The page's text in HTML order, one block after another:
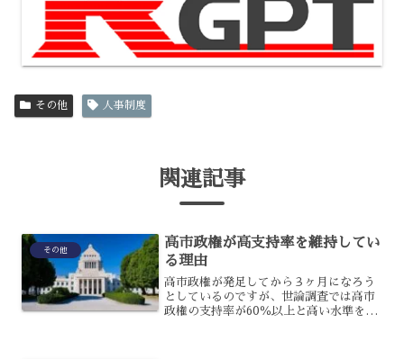
その他 人事制度
関連記事
その他
高市政権が高支持率を維持してい
る理由
高市政権が発足してから３ヶ月になろう
としているのですが、世論調査では高市
政権の支持率が60％以上と高い水準を保